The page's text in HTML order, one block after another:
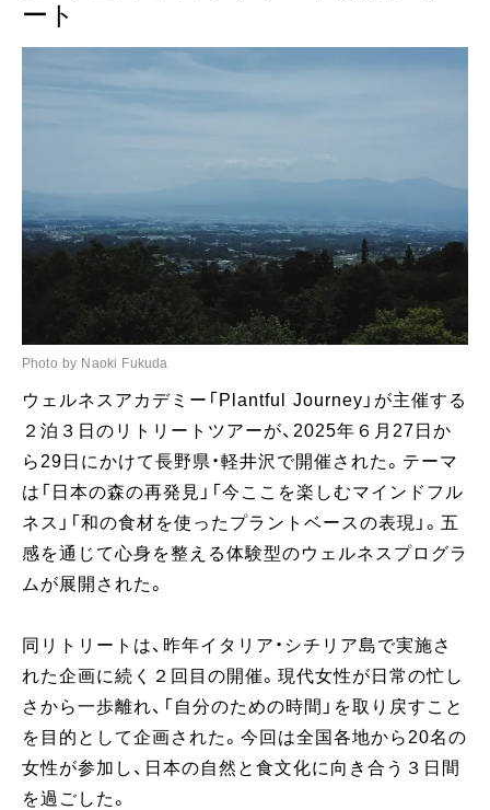
ート
Photo by Naoki Fukuda
ウェルネスアカデミー「Plantful Journey」が主催する
２泊３日のリトリートツアーが、2025年６月27日か
ら29日にかけて長野県・軽井沢で開催された。テーマ
は「日本の森の再発見」「今ここを楽しむマインドフル
ネス」「和の食材を使ったプラントベースの表現」。五
感を通じて心身を整える体験型のウェルネスプログラ
ムが展開された。
同リトリートは、昨年イタリア・シチリア島で実施さ
れた企画に続く２回目の開催。現代女性が日常の忙し
さから一歩離れ、「自分のための時間」を取り戻すこと
を目的として企画された。今回は全国各地から20名の
女性が参加し、日本の自然と食文化に向き合う３日間
を過ごした。